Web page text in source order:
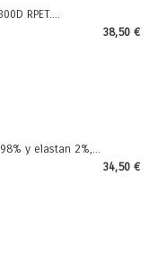
RPET....
38,50 €
y elastan 2%,...
34,50 €